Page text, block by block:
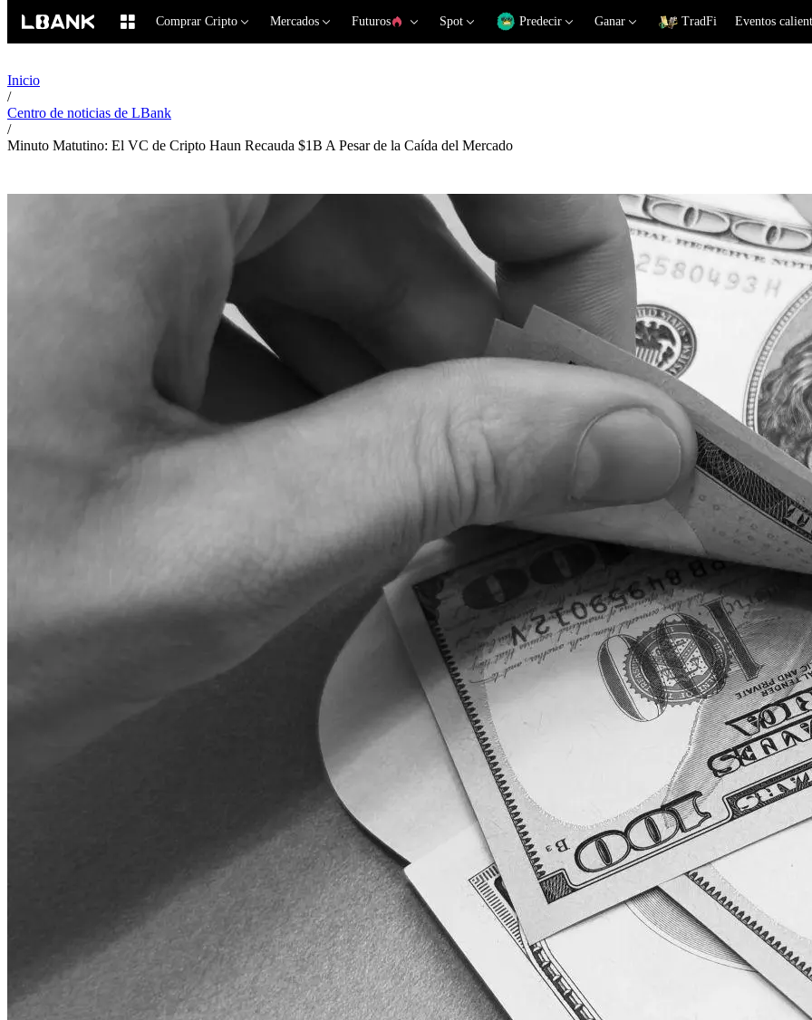
Comprar Cripto Mercados Futuros Spot Predecir Ganar TradFi Eventos
Inicio
/
Centro de noticias de LBank
/
Minuto Matutino: El VC de Cripto Haun Recauda $1B A Pesar de la Caída del Mercado